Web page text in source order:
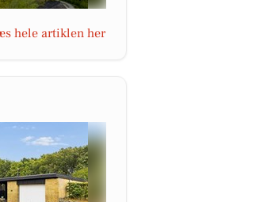
hele artiklen her